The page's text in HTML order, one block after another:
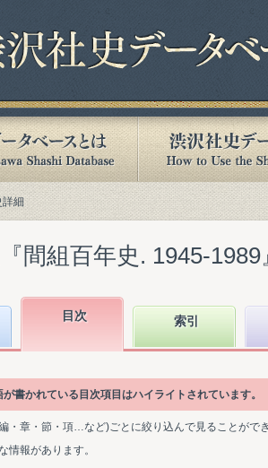
詳細
間組百年史. 1945-1989
目次 索引
書かれている目次項目はハイライトされています。
・章・節・項…など)ごとに絞り込んで見ることがで
情報があります。